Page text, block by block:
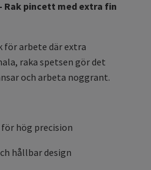
Rak pincett med extra fin
för arbete där extra
raka spetsen gör det
och arbeta noggrant.
hög precision
hållbar design